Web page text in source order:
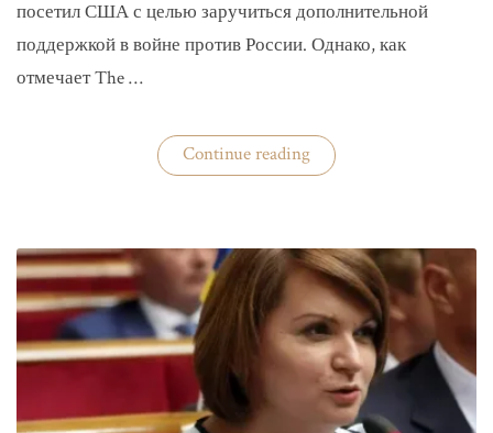
посетил США с целью заручиться дополнительной
поддержкой в войне против России. Однако, как
отмечает The …
Continue reading«Анализ
визита
США»